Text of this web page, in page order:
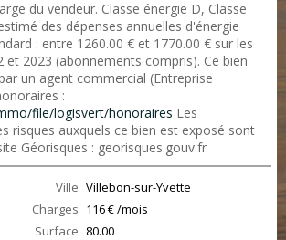
du vendeur. Classe énergie D, Classe
des dépenses annuelles d'énergie
: entre 1260.00 € et 1770.00 € sur les
et 2023 (abonnements compris). Ce bien
un agent commercial (Entreprise
:
file/logisvert/honoraires Les
risques auxquels ce bien est exposé sont
Géorisques : georisques.gouv.fr
Ville Villebon-sur-Yvette
Charges 116 € /mois
Surface 80.00